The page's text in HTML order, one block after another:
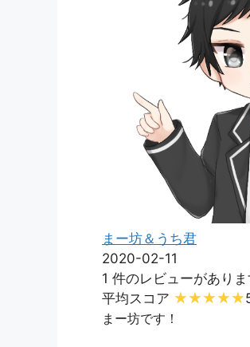
まー坊＆うち君
2020-02-11
1 件のレビューがありま
平均スコア
まー坊です！